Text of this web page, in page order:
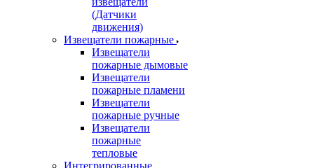
(Датчики
движения)
Извещатели пожарные
Извещатели
пожарные дымовые
Извещатели
пожарные пламени
Извещатели
пожарные ручные
Извещатели
пожарные
тепловые
Интегрированные